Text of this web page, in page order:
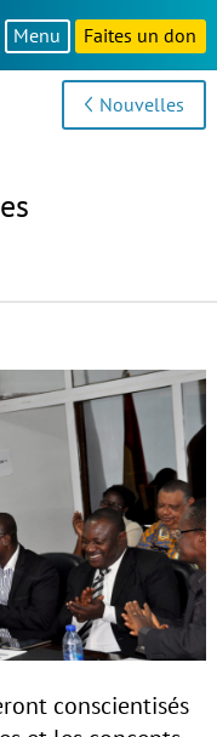
Menu Faites un don
Nouvelles
conscientisés